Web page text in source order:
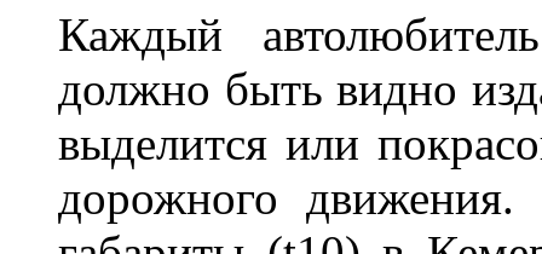
Каждый
должно быть видно
выделится или
дорожного